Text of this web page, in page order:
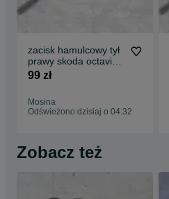
zacisk hamulcowy tył
prawy skoda octavia ii
2 1z0 38 mm 04-13
99 zł
Mosina
Odświeżono dzisiaj o 04:32
Zobacz też